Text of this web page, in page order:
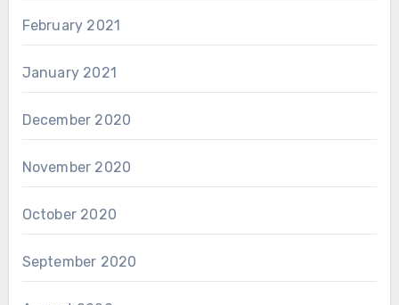
February 2021
January 2021
December 2020
November 2020
October 2020
September 2020